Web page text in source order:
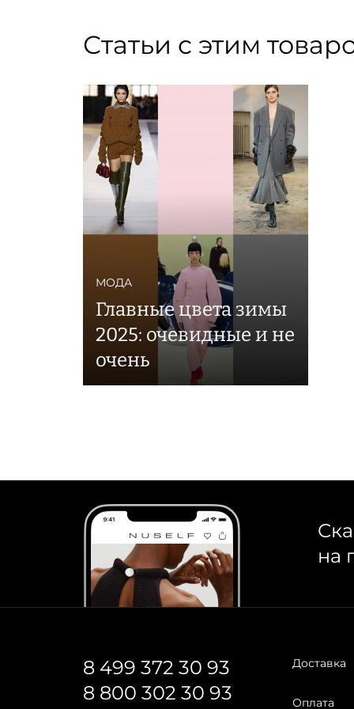
Статьи с этим
МОДА
Главные цвета зимы
2025: очевидные и не
очень
на
8 499 372 30 93
8 800 302 30 93
Доставка
Оплата